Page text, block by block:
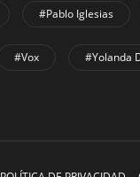
#Pablo Iglesias
#Vox #Yolanda